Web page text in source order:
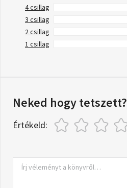
4 csillag
3 csillag
2 csillag
1 csillag
Neked hogy tetszett?
Értékeld: